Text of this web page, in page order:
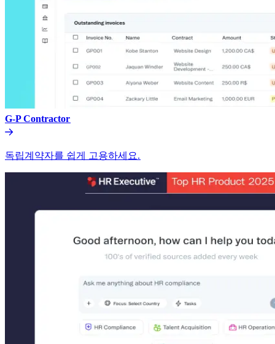
G-P Contractor​​
독립계약자를 쉽게 고용하세요.​​